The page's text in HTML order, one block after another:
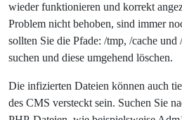
wieder funktionieren und korrekt
Problem nicht behoben, sind immer
sollten Sie die Pfade: /tmp, /cache und
suchen und diese umgehend löschen.
Die infizierten Dateien können auch
des CMS versteckt sein. Suchen Sie